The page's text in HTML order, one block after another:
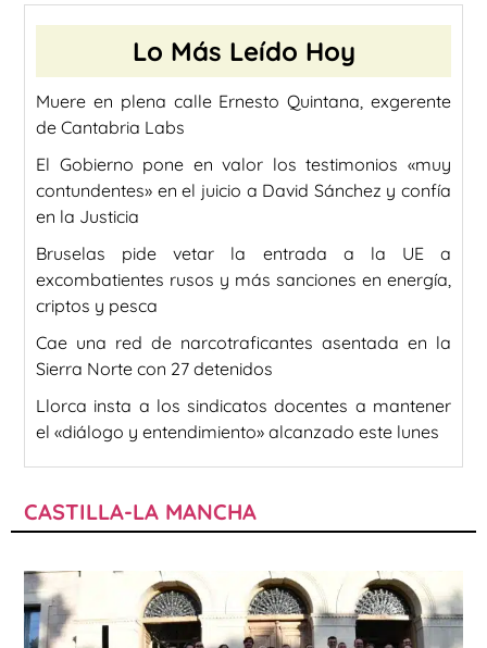
Lo Más Leído Hoy
Muere en plena calle Ernesto Quintana, exgerente
de Cantabria Labs
El Gobierno pone en valor los testimonios «muy
contundentes» en el juicio a David Sánchez y confía
en la Justicia
Bruselas pide vetar la entrada a la UE a
excombatientes rusos y más sanciones en energía,
criptos y pesca
Cae una red de narcotraficantes asentada en la
Sierra Norte con 27 detenidos
Llorca insta a los sindicatos docentes a mantener
el «diálogo y entendimiento» alcanzado este lunes
CASTILLA-LA MANCHA